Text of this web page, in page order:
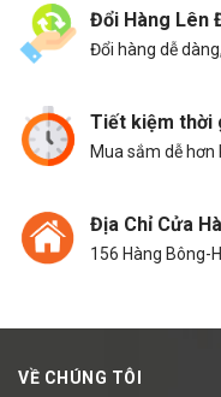
Đổi Hàng Lên
Đổi hàng dễ
Tiết kiệm thời
Mua sắm dễ hơn
Địa Chỉ Cửa
156 Hàng Bông-
VỀ CHÚNG TÔI